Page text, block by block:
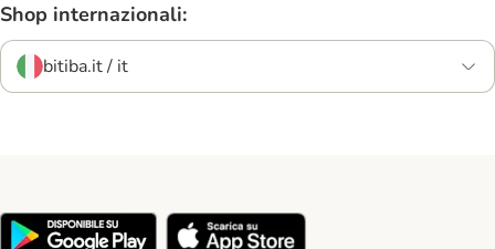
Shop internazionali:
bitiba.it / it